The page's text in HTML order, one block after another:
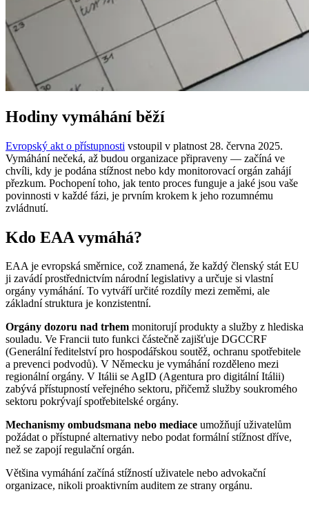
Hodiny vymáhání běží
Evropský akt o přístupnosti vstoupil v platnost 28. června 2025.
Vymáhání nečeká, až budou organizace připraveny — začíná ve
chvíli, kdy je podána stížnost nebo kdy monitorovací orgán zahájí
přezkum. Pochopení toho, jak tento proces funguje a jaké jsou vaše
povinnosti v každé fázi, je prvním krokem k jeho rozumnému
zvládnutí.
Kdo EAA vymáhá?
EAA je evropská směrnice, což znamená, že každý členský stát EU
ji zavádí prostřednictvím národní legislativy a určuje si vlastní
orgány vymáhání. To vytváří určité rozdíly mezi zeměmi, ale
základní struktura je konzistentní.
Orgány dozoru nad trhem monitorují produkty a služby z hlediska
souladu. Ve Francii tuto funkci částečně zajišťuje DGCCRF
(Generální ředitelství pro hospodářskou soutěž, ochranu spotřebitele
a prevenci podvodů). V Německu je vymáhání rozděleno mezi
regionální orgány. V Itálii se AgID (Agentura pro digitální Itálii)
zabývá přístupností veřejného sektoru, přičemž služby soukromého
sektoru pokrývají spotřebitelské orgány.
Mechanismy ombudsmana nebo mediace umožňují uživatelům
požádat o přístupné alternativy nebo podat formální stížnost dříve,
než se zapojí regulační orgán.
Většina vymáhání začíná stížností uživatele nebo advokační
organizace, nikoli proaktivním auditem ze strany orgánu.